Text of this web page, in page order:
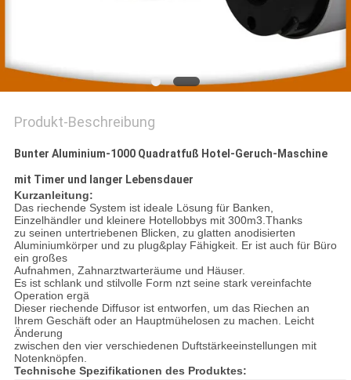
Produkt-Beschreibung
Bunter Aluminium-1000 Quadratfuß Hotel-Geruch-Maschine
mit Timer und langer Lebensdauer
Kurzanleitung:
Das riechende System ist ideale Lösung für Banken,
Einzelhändler und kleinere Hotellobbys mit 300m3.Thanks
zu seinen untertriebenen Blicken, zu glatten anodisierten
Aluminiumkörper und zu plug&play Fähigkeit. Er ist auch für Büro
ein großes
Aufnahmen, Zahnarztwarteräume und Häuser.
Es ist schlank und stilvolle Form nzt seine stark vereinfachte
Operation ergä
Dieser riechende Diffusor ist entworfen, um das Riechen an
Ihrem Geschäft oder an Hauptmühelosen zu machen. Leicht
Änderung
zwischen den vier verschiedenen Duftstärkeeinstellungen mit
Notenknöpfen.
Technische Spezifikationen des Produktes: